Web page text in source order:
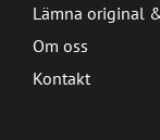
Lämna original
Om oss
Kontakt